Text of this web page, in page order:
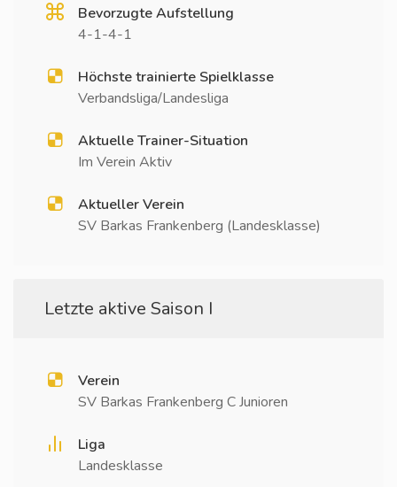
Bevorzugte Aufstellung
4-1-4-1
Höchste trainierte Spielklasse
Verbandsliga/Landesliga
Aktuelle Trainer-Situation
Im Verein Aktiv
Aktueller Verein
SV Barkas Frankenberg (Landesklasse)
Letzte aktive Saison I
Verein
SV Barkas Frankenberg C Junioren
Liga
Landesklasse